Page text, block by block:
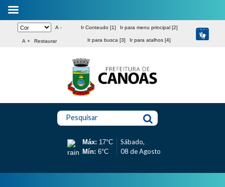
A -
A + Restaurar
Ir Conteudo [1] Ir para menu principal [2]
Ir para busca [3] Ir para atalhos [4]
Pesquisar
Máx: 17°C
Mín: 6°C
Sábado,
08 de Agosto